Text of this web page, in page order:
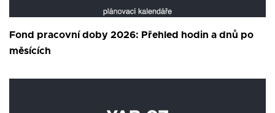
Fond pracovní doby 2026: Přehled hodin a dnů po
měsících